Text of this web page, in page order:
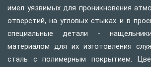
имел уязвимых для проникновения
отверстий, на угловых стыках и в
специальные детали -
материалом для их изготовления
сталь с полимерным покрытием.